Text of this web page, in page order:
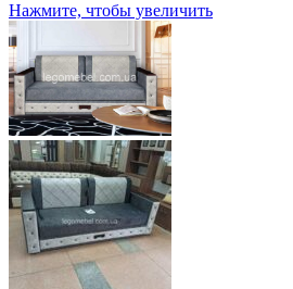
Нажмите, чтобы увеличить